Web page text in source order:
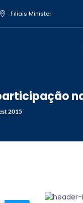
Filiais Minister
2015